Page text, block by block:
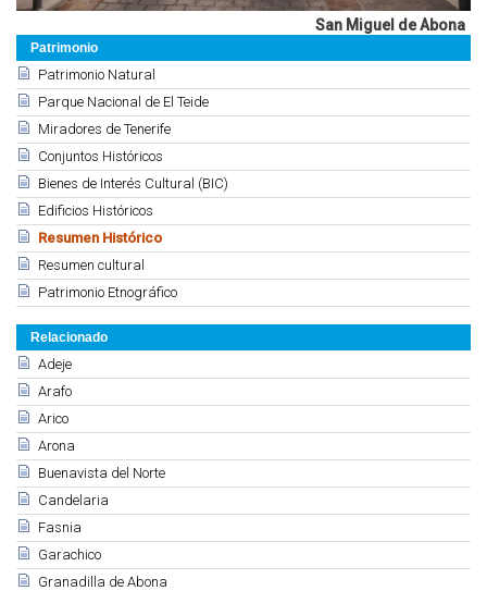
Patrimonio
Patrimonio Natural
Parque Nacional de El Teide
Miradores de Tenerife
Conjuntos Históricos
Bienes de Interés Cultural (BIC)
Edificios Históricos
Resumen Histórico
Resumen cultural
Patrimonio Etnográfico
Relacionado
Adeje
Arafo
Arico
Arona
Buenavista del Norte
Candelaria
Fasnia
Garachico
Granadilla de Abona
San Miguel de Abona